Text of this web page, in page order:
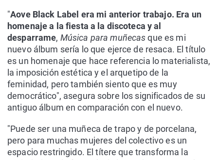
"Aove Black Label era mi anterior trabajo. Era un
homenaje a la fiesta a la discoteca y al
desparrame, Música para muñecasque es mi
nuevo álbum sería lo que ejerce de resaca. El título
es un homenaje que hace referencia lo materialista,
la imposición estética y el arquetipo de la
feminidad, pero también siento que es muy
democrático", asegura sobre los significados de su
antiguo álbum en comparación con el nuevo.
"Puede ser una muñeca de trapo y de porcelana,
pero para muchas mujeres del colectivo es un
espacio restringido. El títere que transforma la